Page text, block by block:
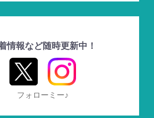
情報など随時更新中！
フォローミー♪